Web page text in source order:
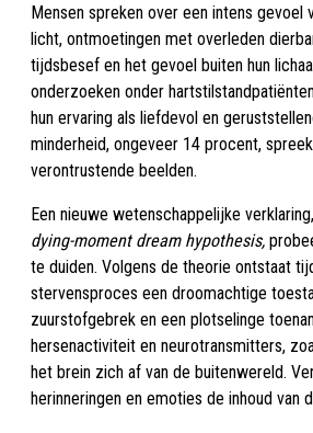
Mensen spreken over een intens gevoel
licht, ontmoetingen met overleden
tijdsbesef en het gevoel buiten hun
onderzoeken onder
hun ervaring als liefdevol en
minderheid, ongeveer 14 procent,
verontrustende beelden.
Een nieuwe wetenschappelijke
dying-moment dream hypothesis,
te duiden. Volgens de theorie ontstaat
stervensproces een droomachtige
zuurstofgebrek en een plotselinge
hersenactiviteit en neurotransmitters,
het brein zich af van de buitenwereld.
herinneringen en emoties de inhoud van